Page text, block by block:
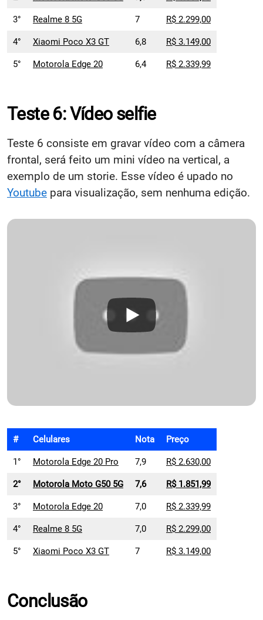
3° Realme 8 5G 7 R$ 2.299,00
4° Xiaomi Poco X3 GT 6,8 R$ 3.149,00
5° Motorola Edge 20 6,4 R$ 2.339,99
Teste 6: Vídeo selfie
Teste 6 consiste em gravar vídeo com a câmera
frontal, será feito um mini vídeo na vertical, a
exemplo de um storie. Esse vídeo é upado no
Youtube para visualização, sem nenhuma edição.
# Celulares Nota Preço
1° Motorola Edge 20 Pro 7,9 R$ 2.630,00
2° Motorola Moto G50 5G 7,6 R$ 1.851,99
3° Motorola Edge 20 7,0 R$ 2.339,99
4° Realme 8 5G 7,0 R$ 2.299,00
5° Xiaomi Poco X3 GT 7 R$ 3.149,00
Conclusão